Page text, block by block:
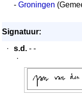
- Groningen
Signatuur:
·
s.d. - -
·